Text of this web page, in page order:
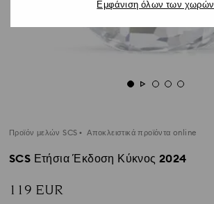
Προϊόν μελών SCS Αποκλειστικά προϊόντα online
SCS Ετήσια Έκδοση Κύκνος 2024
119 EUR
Εμφάνιση όλων των χωρών